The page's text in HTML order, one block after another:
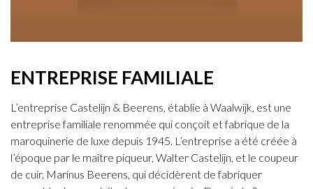
ENTREPRISE FAMILIALE
L’entreprise Castelijn & Beerens, établie à Waalwijk, est une
entreprise familiale renommée qui conçoit et fabrique de la
maroquinerie de luxe depuis 1945. L’entreprise a été créée à
l’époque par le maître piqueur, Walter Castelijn, et le coupeur
de cuir, Marinus Beerens, qui décidèrent de fabriquer